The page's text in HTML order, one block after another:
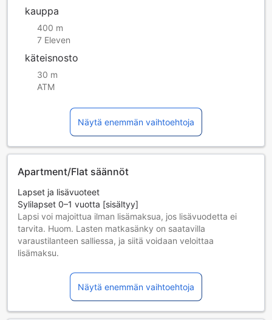
kauppa
400 m
7 Eleven
käteisnosto
30 m
ATM
Näytä enemmän vaihtoehtoja
Apartment/Flat säännöt
Lapset ja lisävuoteet
Sylilapset 0–1 vuotta [sisältyy]
Lapsi voi majoittua ilman lisämaksua, jos lisävuodetta ei
tarvita. Huom. Lasten matkasänky on saatavilla
varaustilanteen salliessa, ja siitä voidaan veloittaa
lisämaksu.
Lapsi majoittuu ilmaiseksi, jos nukkuu jo olemassa olevilla
vuoteilla. Huomaa: jos tarvitset pinnasängyn, siitä voidaan
veloittaa erikseen.
Yli 13-vuotiaat vieraat katsotaan aikuisiksi.
Näytä enemmän vaihtoehtoja